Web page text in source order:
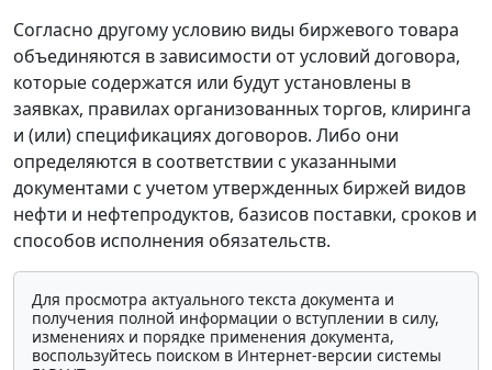
Согласно другому условию виды биржевого товара
объединяются в зависимости от условий договора,
которые содержатся или будут установлены в
заявках, правилах организованных торгов, клиринга
и (или) спецификациях договоров. Либо они
определяются в соответствии с указанными
документами с учетом утвержденных биржей видов
нефти и нефтепродуктов, базисов поставки, сроков и
способов исполнения обязательств.
Для просмотра актуального текста документа и
получения полной информации о вступлении в силу,
изменениях и порядке применения документа,
воспользуйтесь поиском в Интернет-версии системы